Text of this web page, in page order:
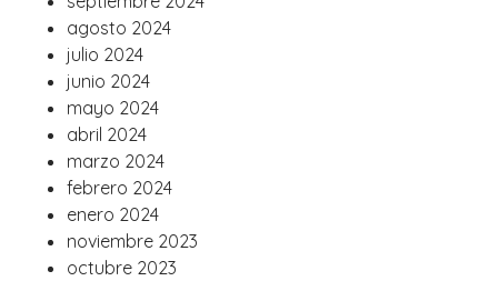
agosto 2024
julio 2024
junio 2024
mayo 2024
abril 2024
marzo 2024
febrero 2024
enero 2024
noviembre 2023
octubre 2023